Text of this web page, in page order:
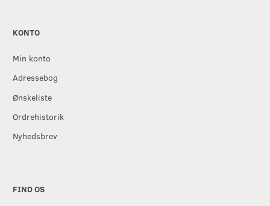
KONTO
Min konto
Adressebog
Ønskeliste
Ordrehistorik
Nyhedsbrev
FIND OS